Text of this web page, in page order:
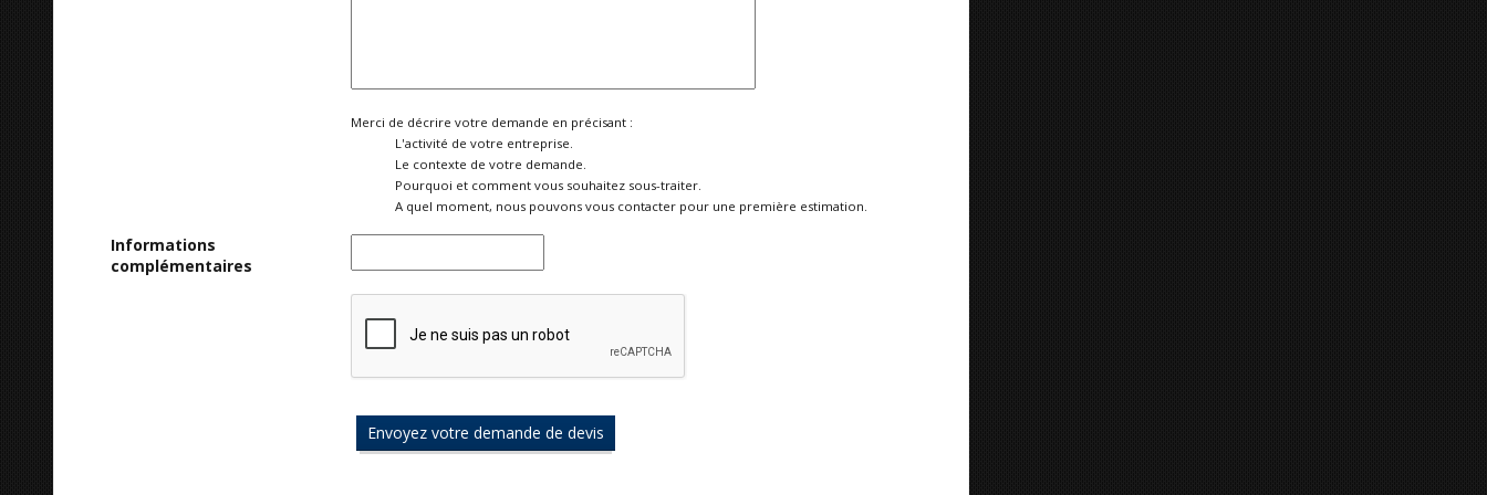
Merci de décrire votre demande en précisant :
L'activité de votre entreprise.
Le contexte de votre demande.
Pourquoi et comment vous souhaitez sous-traiter.
A quel moment, nous pouvons vous contacter pour une première estimation.
Informations
complémentaires